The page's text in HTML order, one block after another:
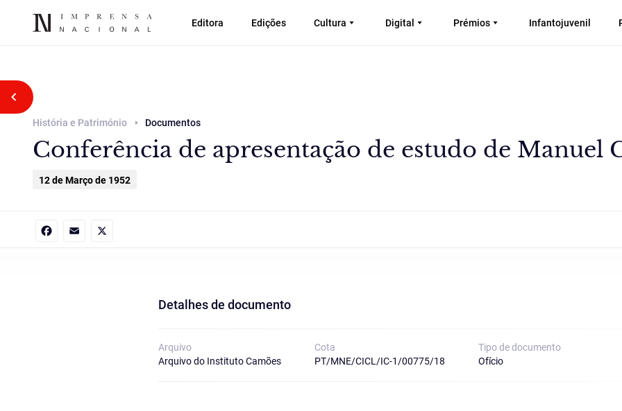
Editora Edições Cultura Digital Prémios Infantojuvenil
Voltar atrás
História e Património Documentos
Conferência de apresentação de estudo de Manuel
12 de Março de 1952
Detalhes de documento
Arquivo
Arquivo do Instituto Camões
Cota
PT/MNE/CICL/IC-1/00775/18
Tipo de documento
Ofício